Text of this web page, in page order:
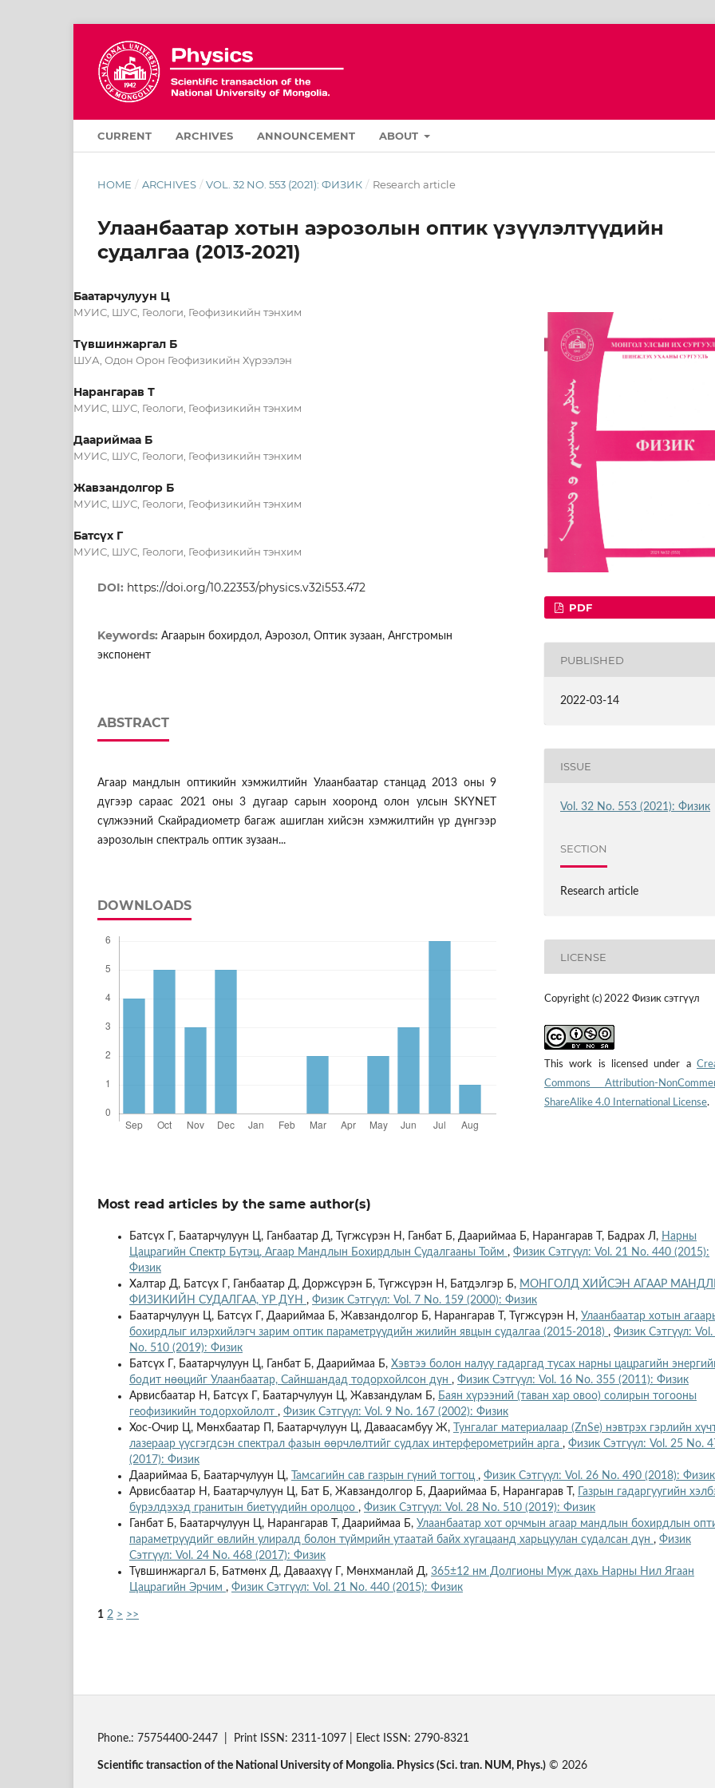
CURRENT ARCHIVES ANNOUNCEMENT ABOUT
HOME / ARCHIVES / VOL. 32 NO. 553 (2021): ФИЗИК / Research article
Улаанбаатар хотын аэрозолын оптик үзүүлэлтүүдийн
судалгаа (2013-2021)
Баатарчулуун Ц
МУИС, ШУС, Геологи, Геофизикийн тэнхим
Түвшинжаргал Б
ШУА, Одон Орон Геофизикийн Хүрээлэн
Нарангарав Т
МУИС, ШУС, Геологи, Геофизикийн тэнхим
Даариймаа Б
МУИС, ШУС, Геологи, Геофизикийн тэнхим
Жавзандолгор Б
МУИС, ШУС, Геологи, Геофизикийн тэнхим
Батсүх Г
МУИС, ШУС, Геологи, Геофизикийн тэнхим
DOI: https://doi.org/10.22353/physics.v32i553.472
Keywords: Агаарын бохирдол, Аэрозол, Оптик зузаан, Ангстромын
экспонент
ABSTRACT
Агаар мандлын оптикийн хэмжилтийн Улаанбаатар станцад 2013 оны 9
дүгээр сараас 2021 оны 3 дугаар сарын хооронд олон улсын SKYNET
сүлжээний Скайрадиометр багаж ашиглан хийсэн хэмжилтийн үр дүнгээр
аэрозолын спектраль оптик зузаан...
DOWNLOADS
PDF
PUBLISHED
2022-03-14
ISSUE
Vol. 32 No. 553 (2021): Физик
SECTION
Research article
LICENSE
Copyright (c) 2022 Физик сэтгүүл
This work is licensed under a
Commons Attribution-
ShareAlike 4.0 International License.
Most read articles by the same author(s)
Батсүх Г, Баатарчулуун Ц, Ганбаатар Д, Түгжсүрэн Н, Ганбат Б, Даариймаа Б, Нарангарав T, Бадрах Л, Нарны
Цацрагийн Спектр Бүтэц, Агаар Мандлын Бохирдлын Судалгааны Тойм , Физик Сэтгүүл: Vol. 21 No. 440 (2015):
Физик
Халтар Д, Батсүх Г, Ганбаатар Д, Доржсүрэн Б, Түгжсүрэн Н, Батдэлгэр Б, МОНГОЛД ХИЙСЭН АГААР
ФИЗИКИЙН СУДАЛГАА, ҮР ДҮН , Физик Сэтгүүл: Vol. 7 No. 159 (2000): Физик
Баатарчулуун Ц, Батсүх Г, Даариймаа Б, Жавзандолгор Б, Нарангарав Т, Түгжсүрэн Н, Улаанбаатар хотын
бохирдлыг илэрхийлэгч зарим оптик параметрүүдийн жилийн явцын судалгаа (2015-2018) , Физик Сэтгүүл:
No. 510 (2019): Физик
Батсүх Г, Баатарчулуун Ц, Ганбат Б, Даариймаа Б, Хэвтээ болон налуу гадаргад тусах нарны цацрагийн
бодит нөөцийг Улаанбаатар, Сайншандад тодорхойлсон дүн , Физик Сэтгүүл: Vol. 16 No. 355 (2011): Физик
Арвисбаатар Н, Батсүх Г, Баатарчулуун Ц, Жавзандулам Б, Баян хүрээний (таван хар овоо) солирын тогооны
геофизикийн тодорхойлолт , Физик Сэтгүүл: Vol. 9 No. 167 (2002): Физик
Хос-Очир Ц, Мөнхбаатар П, Баатарчулуун Ц, Даваасамбуу Ж,
Тунгалаг материалаар (ZnSe) нэвтрэх гэрлийн
лазераар үүсгэгдсэн спектрал фазын өөрчлөлтийг судлах интерферометрийн арга , Физик Сэтгүүл: Vol. 25 No.
(2017): Физик
Даариймаа Б, Баатарчулуун Ц,
Тамсагийн сав газрын гүний тогтоц , Физик Сэтгүүл: Vol. 26 No. 490 (2018): Физик
Арвисбаатар Н, Баатарчулуун Ц, Бат Б, Жавзандолгор Б, Даариймаа Б, Нарангарав Т,
Газрын гадаргуугийн
бүрэлдэхэд гранитын биетүүдийн оролцоо , Физик Сэтгүүл: Vol. 28 No. 510 (2019): Физик
Ганбат Б, Баатарчулуун Ц, Нарангарав Т, Даариймаа Б, Улаанбаатар хот орчмын агаар мандлын бохирдлын
параметрүүдийг өвлийн улиралд болон түймрийн утаатай байх хугацаанд харьцуулан судалсан дүн , Физик
Сэтгүүл: Vol. 24 No. 468 (2017): Физик
Түвшинжаргал Б, Батмөнх Д, Даваахүү Г, Мөнхманлай Д, 365±12 нм Долгионы Муж дахь Нарны Нил Ягаан
Цацрагийн Эрчим , Физик Сэтгүүл: Vol. 21 No. 440 (2015): Физик
1 2 > >>
Phone.: 75754400-2447 | Print ISSN: 2311-1097 | Elect ISSN: 2790-8321
Scientific transaction of the National University of Mongolia. Physics (Sci. tran. NUM, Phys.) © 2026